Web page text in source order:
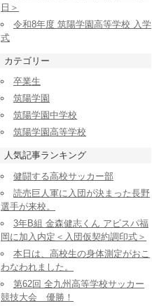
日＞
令和8年度 筑陽学園高等学校 入学
式
カテゴリー
卒業生
筑陽学園
筑陽学園中学校
筑陽学園高等学校
人気記事ランキング
健闘する高校サッカー部
読売巨人軍に入団が決まった長野
選手が来校。
3年B組 金森健志くん アビスパ福
岡に加入内定＜入団仮契約調印式＞
本日は、高校生の身体測定がおこ
わなわれました。
第62回 全九州高等学校サッカー
競技大会 優勝！